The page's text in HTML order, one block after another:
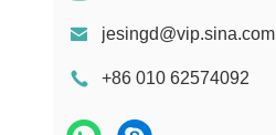
jesingd@vip.sina.com
+86 010 62574092